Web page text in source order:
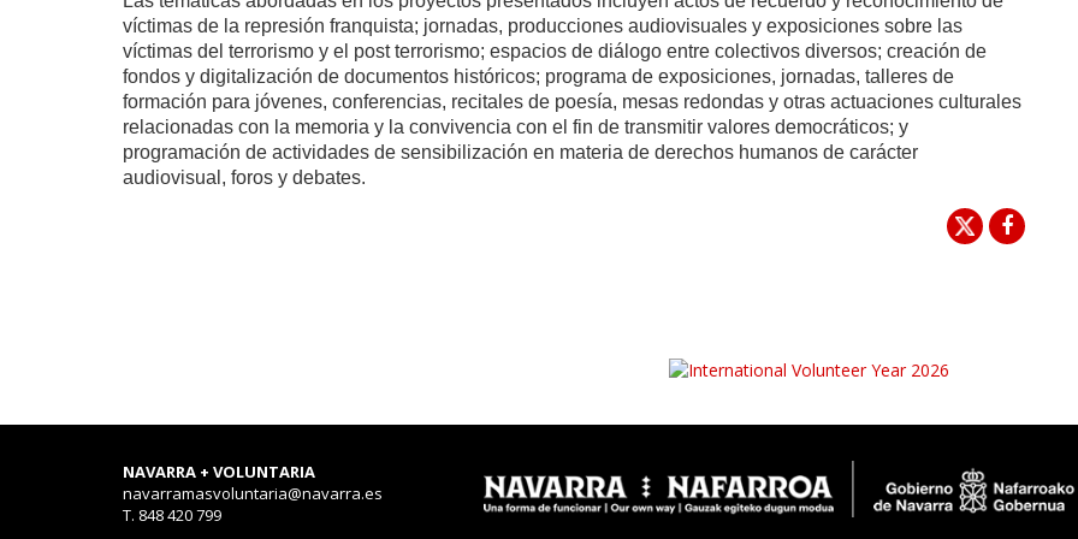
víctimas de la represión franquista; jornadas, producciones audiovisuales y exposiciones sobre las
víctimas del terrorismo y el post terrorismo; espacios de diálogo entre colectivos diversos; creación de
fondos y digitalización de documentos históricos; programa de exposiciones, jornadas, talleres de
formación para jóvenes, conferencias, recitales de poesía, mesas redondas y otras actuaciones culturales
relacionadas con la memoria y la convivencia con el fin de transmitir valores democráticos; y
programación de actividades de sensibilización en materia de derechos humanos de carácter
audiovisual, foros y debates.
NAVARRA + VOLUNTARIA
navarramasvoluntaria@navarra.es
T. 848 420 799